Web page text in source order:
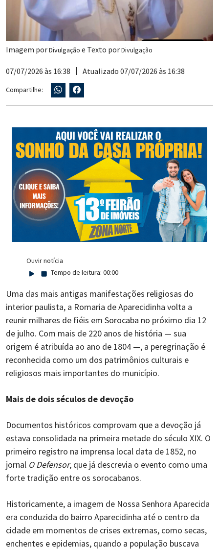
Imagem porDivulgação e Texto porDivulgação
07/07/2026 às 16:38 Atualizado 07/07/2026 às 16:38
Compartilhe:
Ouvir notícia
Tempo de leitura: 00:00
Uma das mais antigas manifestações religiosas do
interior paulista, a Romaria de Aparecidinha volta a
reunir milhares de fiéis em Sorocaba no próximo dia 12
de julho. Com mais de 220 anos de história — sua
origem é atribuída ao ano de 1804 —, a peregrinação é
reconhecida como um dos patrimônios culturais e
religiosos mais importantes do município.
Mais de dois séculos de devoção
Documentos históricos comprovam que a devoção já
estava consolidada na primeira metade do século XIX. O
primeiro registro na imprensa local data de 1852, no
jornal O Defensor, que já descrevia o evento como uma
forte tradição entre os sorocabanos.
Historicamente, a imagem de Nossa Senhora Aparecida
era conduzida do bairro Aparecidinha até o centro da
cidade em momentos de crises extremas, como secas,
enchentes e epidemias, quando a população buscava